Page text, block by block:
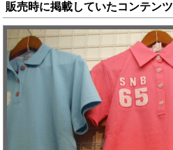
販売時に掲載していたコンテンツ